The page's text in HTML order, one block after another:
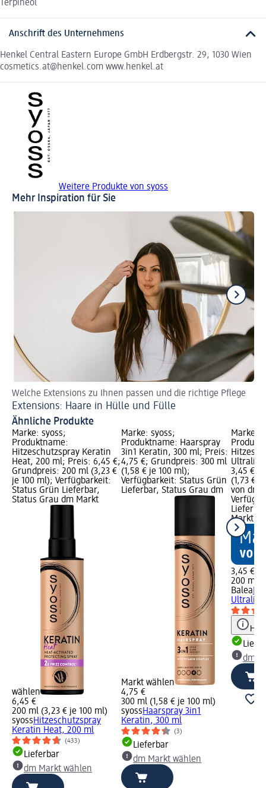
Terpineol
Anschrift des Unternehmens
Henkel Central Eastern Europe GmbH Erdbergstr. 29, 1030 Wien
cosmetics.at@henkel.com www.henkel.at
Weitere Produkte von syoss
Mehr Inspiration für Sie
Welche Extensions zu Ihnen passen und die richtige Pflege
Extensions: Haare in Hülle und Fülle
Ähnliche Produkte
Marke: syoss;
Produktname:
Hitzeschutzspray Keratin
Heat, 200 ml; Preis: 6,45 €;
Grundpreis: 200 ml (3,23 €
je 100 ml); Verfügbarkeit:
Status Grün Lieferbar,
Status Grau dm Markt
wählen
6,45 €
200 ml (3,23 € je 100 ml)
syossHitzeschutzspray
Keratin Heat, 200 ml
(433)
Lieferbar
dm Markt wählen
Marke: syoss;
Produktname: Haarspray
3in1 Keratin, 300 ml; Preis:
4,75 €; Grundpreis: 300 ml
(1,58 € je 100 ml);
Verfügbarkeit: Status Grün
Lieferbar, Status Grau dm
Markt wählen
4,75 €
300 ml (1,58 € je 100 ml)
syossHaarspray 3in1
Keratin, 300 ml
(3)
Lieferbar
dm Markt wählen
Marke:
3,45 €;
(1,73 €
von dm
Markt
3,45 €
200 ml
Balea
dm